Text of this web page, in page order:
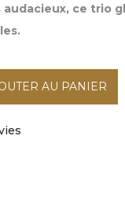
audacieux, ce trio
AU PANIER